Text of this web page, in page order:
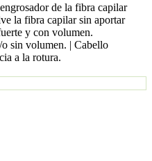
de la fibra capilar
la fibra capilar sin aportar
y con volumen.
sin volumen. | Cabello
a la rotura.